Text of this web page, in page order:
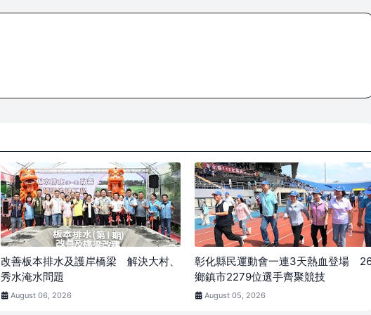
改善板本排水及護岸橋梁 解決大村、
秀水淹水問題
August 06, 2026
彰化縣民運動會一連3天熱血登場
鄉鎮市2279位選手齊聚競技
August 05, 2026